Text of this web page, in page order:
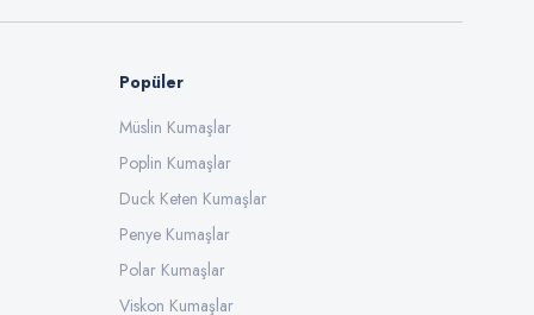
Popüler
Müslin Kumaşlar
Poplin Kumaşlar
Duck Keten Kumaşlar
Penye Kumaşlar
Polar Kumaşlar
Viskon Kumaşlar